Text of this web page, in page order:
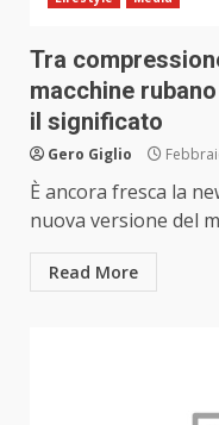
Tra
macchine
il significato
Gero Giglio
È ancora fresca la
nuova versione del
Read More